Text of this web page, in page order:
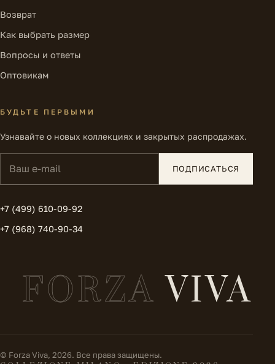
Возврат
Как выбрать размер
Вопросы и ответы
Оптовикам
БУДЬТЕ ПЕРВЫМИ
Узнавайте о новых коллекциях и закрытых распродажах.
ПОДПИСАТЬСЯ
+7 (499) 610-09-92
+7 (968) 740-90-34
FORZAVIVA
© Forza Viva, 2026. Все права защищены.